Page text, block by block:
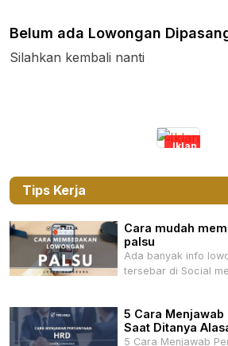
Belum ada Lowongan
Silahkan kembali nanti
Iklan
Tips Kerja
Cara mudah
palsu
Ada banyak info
tersebar di Social
5 Cara Menjawab
Saat Ditanya
5 Cara Menjawab